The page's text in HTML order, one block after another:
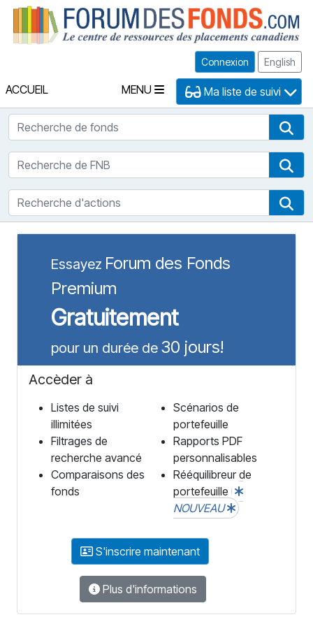
Connexion English
ACCUEIL MENU Ma liste de suivi
Recherche de fonds
Recherche de FNB
Recherche d'actions
Essayez Forum des Fonds
Premium
Gratuitement
pour un durée de 30 jours!
Accèder à
Listes de suivi
illimitées
Filtrages de
recherche avancé
Comparaisons des
fonds
Scénarios de
portefeuille
Rapports PDF
personnalisables
Rééquilibreur de
portefeuille
NOUVEAU
S'inscrire maintenant
Plus d'informations